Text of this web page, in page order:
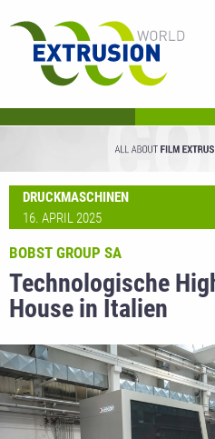
DRUCKMASCHINEN
16. APRIL 2025
Technologische
House in Italien
BOBST GROUP SA